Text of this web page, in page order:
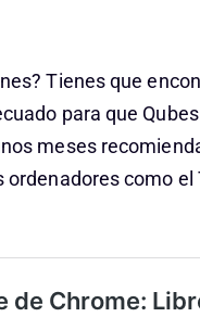
Tienes que
para que
meses
ordenadores como el